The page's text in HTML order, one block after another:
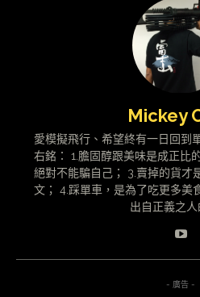
Mickey
愛模擬飛行、希望終有一日回到
右銘： 1.膽固醇跟美味是成正比
絕對不能騙自己； 3.賣掉的貨才
文； 4.踩單車，是為了吃更多美
出自正義之人
- 廣告 -